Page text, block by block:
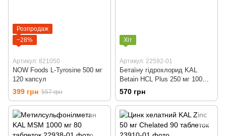
Розпродаж
−28%
Артикул: 821050
NOW Foods L-Tyrosine 500 мг
120 капсул
399 грн 557 грн
Хіт
Артикул: 22592-01
Бетаїну гідрохлорид KAL
Betain HCL Plus 250 мг 100
таблеток
570 грн